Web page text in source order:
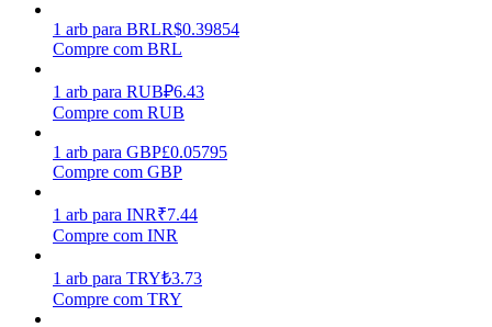
Ganhe recompensas competitivas diariamente
1 arb para BRLR$0.39854
Compre com BRL
1 arb para RUB₽6.43
Compre com RUB
1 arb para GBP£0.05795
Compre com GBP
1 arb para INR₹7.44
Compre com INR
1 arb para TRY₺3.73
Compre com TRY